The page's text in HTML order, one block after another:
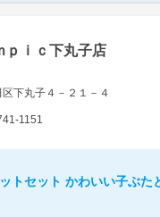
ｐｉｃ下丸子店
下丸子４－２１－４
1151
トセット かわいい子ぶた